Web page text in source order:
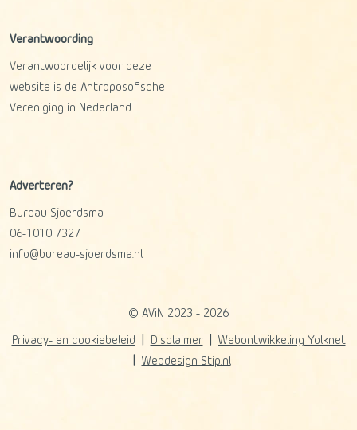
Verantwoording
Verantwoordelijk voor deze
website is de Antroposofische
Vereniging in Nederland.
Adverteren?
Bureau Sjoerdsma
06-1010 7327
info@bureau-sjoerdsma.nl
© AViN 2023 - 2026
Privacy- en cookiebeleid Disclaimer
Webontwikkeling Yolknet
Webdesign Stip.nl